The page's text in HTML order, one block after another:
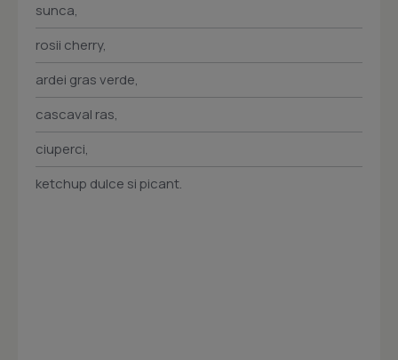
sunca,
rosii cherry,
ardei gras verde,
cascaval ras,
ciuperci,
ketchup dulce si picant.